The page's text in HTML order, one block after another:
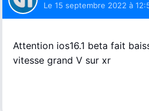
Le 15 septembre 2022 à
Attention ios16.1 beta fait
vitesse grand V sur xr